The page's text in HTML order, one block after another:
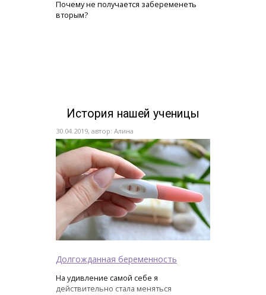
Почему не получается забеременеть
вторым?
История нашей ученицы
30.04.2019, автор: Алина
Долгожданная беременность
На удивление самой себе я
действительно стала меняться